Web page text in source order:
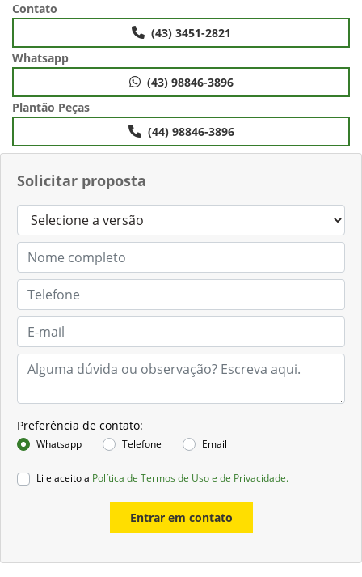
Solicitar proposta
Preferência de contato:
Whatsapp Telefone Email
Li e aceito a Política de Termos de Uso e de Privacidade.
Entrar em contato
Contato
(43) 3451-2821
Whatsapp
(43) 98846-3896
Plantão Peças
(44) 98846-3896